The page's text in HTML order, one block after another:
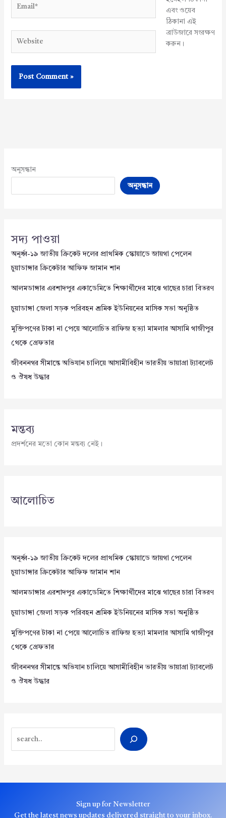
এবং ওয়েব
ঠিকানা এই
ব্রাউজারে সংরক্ষণ
করুন।
অনুসন্ধান
অনুসন্ধান
সদ্য পাওয়া
অনূর্ধ্ব-১৯ জাতীয় ক্রিকেট দলের প্রাথমিক স্কোয়াডে জায়গা পেলেন
চুয়াডাঙ্গার ক্রিকেটার আফিফ জামান শান
আলমডাঙ্গার এরশাদপুর একাডেমিতে শিক্ষার্থীদের মাঝে গাছের চারা বিতরণ
চুয়াডাঙ্গা জেলা সড়ক পরিবহন শ্রমিক ইউনিয়নের মাসিক সভা অনুষ্ঠিত
মুক্তিপণের টাকা না পেয়ে আলোচিত রাফিজ হত্যা মামলার আসামি গাজীপুর
থেকে গ্রেফতার
জীবননগর সীমান্তে অভিযান চালিয়ে আসামীবিহীন ভারতীয় ভায়াগ্রা ট্যাবলেট
ও ঔষধ উদ্ধার
মন্তব্য
প্রদর্শনের মতো কোন মন্তব্য নেই।
আলোচিত
অনূর্ধ্ব-১৯ জাতীয় ক্রিকেট দলের প্রাথমিক স্কোয়াডে জায়গা পেলেন
চুয়াডাঙ্গার ক্রিকেটার আফিফ জামান শান
আলমডাঙ্গার এরশাদপুর একাডেমিতে শিক্ষার্থীদের মাঝে গাছের চারা বিতরণ
চুয়াডাঙ্গা জেলা সড়ক পরিবহন শ্রমিক ইউনিয়নের মাসিক সভা অনুষ্ঠিত
মুক্তিপণের টাকা না পেয়ে আলোচিত রাফিজ হত্যা মামলার আসামি গাজীপুর
থেকে গ্রেফতার
জীবননগর সীমান্তে অভিযান চালিয়ে আসামীবিহীন ভারতীয় ভায়াগ্রা ট্যাবলেট
ও ঔষধ উদ্ধার
Sign up for Newsletter
Get the latest news updates delivered straight to your inbox.